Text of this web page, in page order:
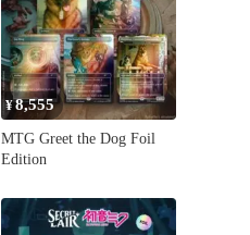
¥8,555
MTG Greet the Dog Foil
Edition